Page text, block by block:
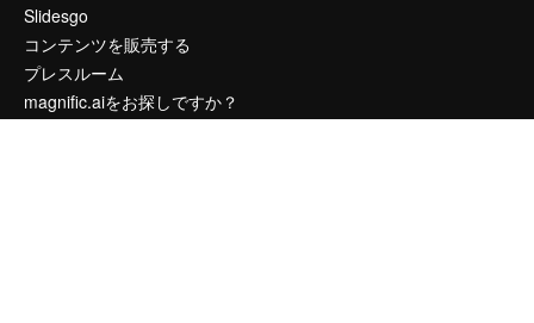
Slidesgo
コンテンツを販売する
プレスルーム
magnific.aiをお探しですか？